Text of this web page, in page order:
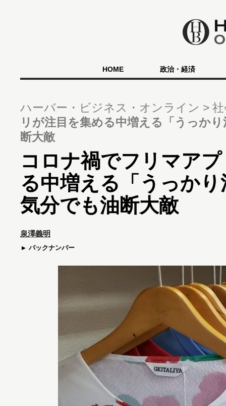
HOME 政治・経済
ハーバー・ビジネス・オンライン
リが注目を集める中増える「うっか
断大敵
コロナ禍でフリマア
る中増える「うっか
気分でも油断大敵
泉澤義明
バックナンバー